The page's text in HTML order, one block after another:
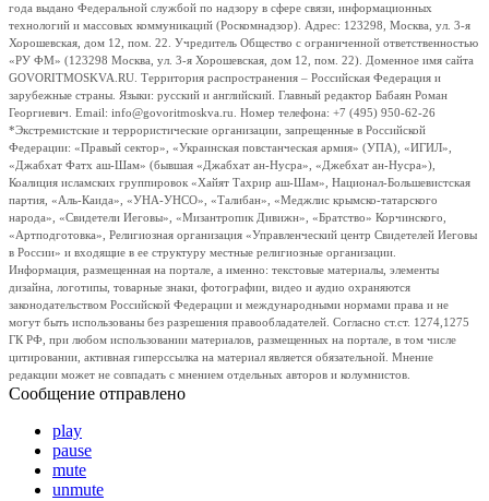
года выдано Федеральной службой по надзору в сфере связи, информационных
технологий и массовых коммуникаций (Роскомнадзор). Адрес: 123298, Москва, ул. 3-я
Хорошевская, дом 12, пом. 22. Учредитель Общество с ограниченной ответственностью
«РУ ФМ» (123298 Москва, ул. 3-я Хорошевская, дом 12, пом. 22). Доменное имя сайта
GOVORITMOSKVA.RU. Территория распространения – Российская Федерация и
зарубежные страны. Языки: русский и английский. Главный редактор Бабаян Роман
Георгиевич. Email: info@govoritmoskva.ru. Номер телефона: +7 (495) 950-62-26
*Экстремистские и террористические организации, запрещенные в Российской
Федерации: «Правый сектор», «Украинская повстанческая армия» (УПА), «ИГИЛ»,
«Джабхат Фатх аш-Шам» (бывшая «Джабхат ан-Нусра», «Джебхат ан-Нусра»),
Коалиция исламских группировок «Хайят Тахрир аш-Шам», Национал-Большевистская
партия, «Аль-Каида», «УНА-УНСО», «Талибан», «Меджлис крымско-татарского
народа», «Свидетели Иеговы», «Мизантропик Дивижн», «Братство» Корчинского,
«Артподготовка», Религиозная организация «Управленческий центр Свидетелей Иеговы
в России» и входящие в ее структуру местные религиозные организации.
Информация, размещенная на портале, а именно: текстовые материалы, элементы
дизайна, логотипы, товарные знаки, фотографии, видео и аудио охраняются
законодательством Российской Федерации и международными нормами права и не
могут быть использованы без разрешения правообладателей. Согласно ст.ст. 1274,1275
ГК РФ, при любом использовании материалов, размещенных на портале, в том числе
цитировании, активная гиперссылка на материал является обязательной. Мнение
редакции может не совпадать с мнением отдельных авторов и колумнистов.
Сообщение отправлено
play
pause
mute
unmute